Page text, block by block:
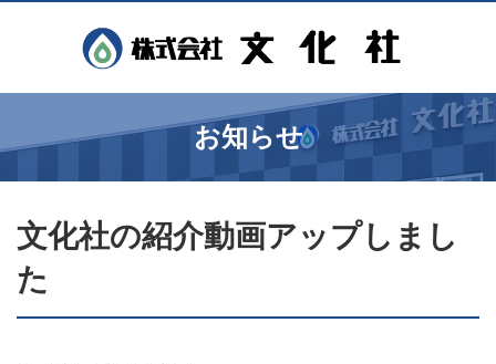
お知らせ
文化社の紹介動画アップしまし
た